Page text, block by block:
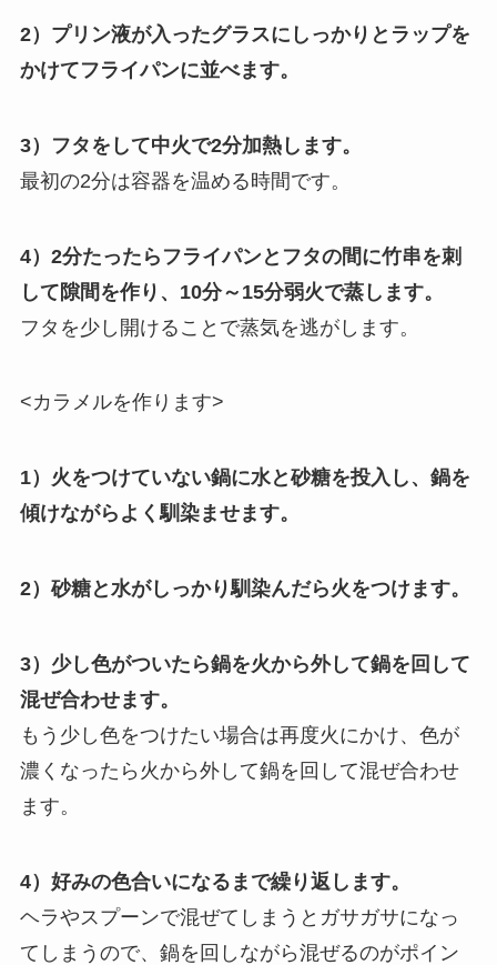
2）プリン液が入ったグラスにしっかりとラップを
かけてフライパンに並べます。
3）フタをして中火で2分加熱します。
最初の2分は容器を温める時間です。
4）2分たったらフライパンとフタの間に竹串を刺
して隙間を作り、10分～15分弱火で蒸します。
フタを少し開けることで蒸気を逃がします。
<カラメルを作ります>
1）火をつけていない鍋に水と砂糖を投入し、鍋を
傾けながらよく馴染ませます。
2）砂糖と水がしっかり馴染んだら火をつけます。
3）少し色がついたら鍋を火から外して鍋を回して
混ぜ合わせます。
もう少し色をつけたい場合は再度火にかけ、色が
濃くなったら火から外して鍋を回して混ぜ合わせ
ます。
4）好みの色合いになるまで繰り返します。
ヘラやスプーンで混ぜてしまうとガサガサになっ
てしまうので、鍋を回しながら混ぜるのがポイン